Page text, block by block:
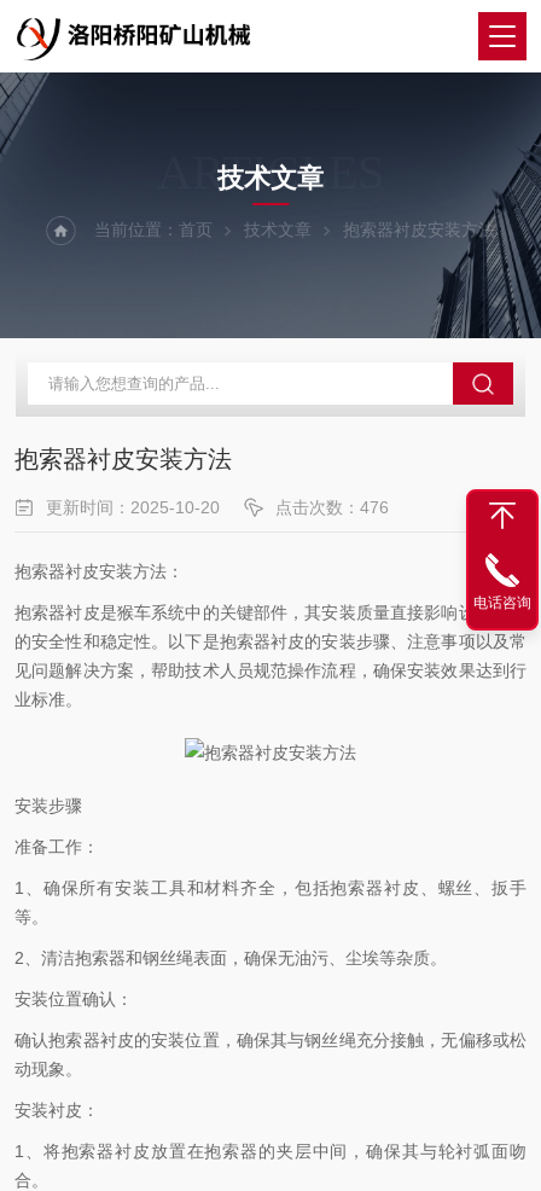
ARTICLES
技术文章
当前位置： 首页 技术文章 抱索器衬皮安装方法
抱索器衬皮安装方法
更新时间：2025-10-20 点击次数：476
抱索器衬皮安装方法：
抱索器衬皮是猴车系统中的关键部件，其安装质量直接影响设备运行
的安全性和稳定性。以下是抱索器衬皮的安装步骤、注意事项以及常
见问题解决方案，帮助技术人员规范操作流程，确保安装效果达到行
业标准。
安装步骤
准备工作：
1、确保所有安装工具和材料齐全，包括抱索器衬皮、螺丝、扳手
等。
2、清洁抱索器和钢丝绳表面，确保无油污、尘埃等杂质。
安装位置确认：
确认抱索器衬皮的安装位置，确保其与钢丝绳充分接触，无偏移或松
动现象。
安装衬皮：
1、将抱索器衬皮放置在抱索器的夹层中间，确保其与轮衬弧面吻
合。
电话咨询